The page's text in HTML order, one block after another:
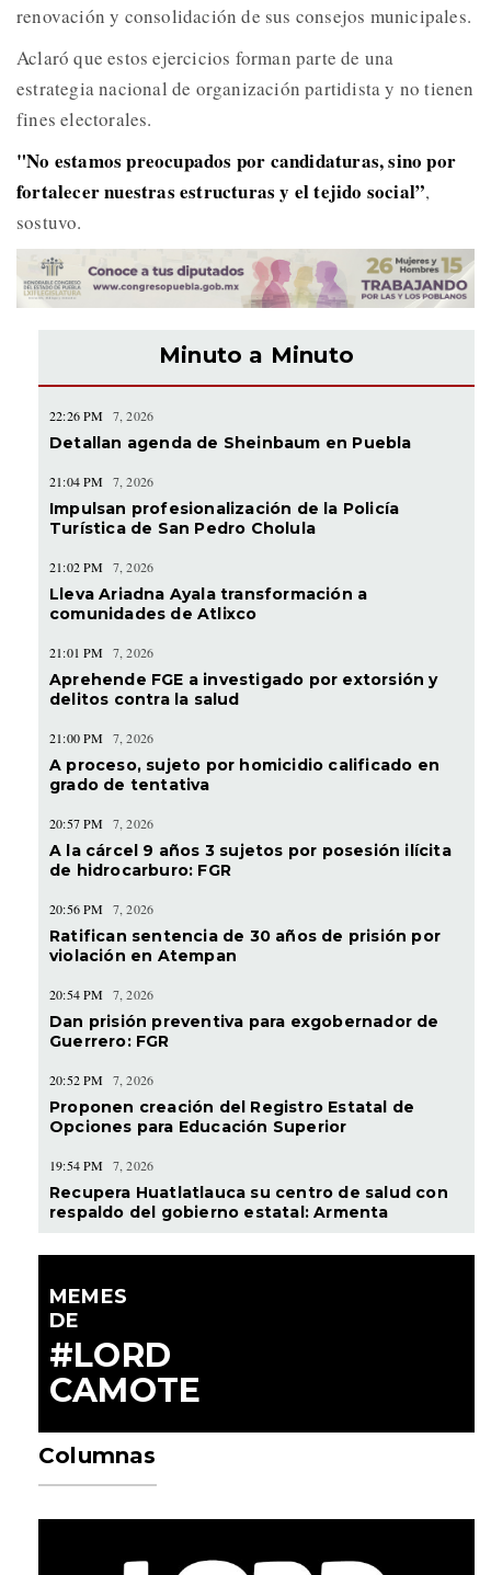
renovación y consolidación de sus consejos municipales.
Aclaró que estos ejercicios forman parte de una
estrategia nacional de organización partidista y no tienen
fines electorales.
"No estamos preocupados por candidaturas, sino por
fortalecer nuestras estructuras y el tejido social”,
sostuvo.
Minuto a Minuto
22:26 PM 7, 2026
Detallan agenda de Sheinbaum en Puebla
21:04 PM 7, 2026
Impulsan profesionalización de la Policía
Turística de San Pedro Cholula
21:02 PM 7, 2026
Lleva Ariadna Ayala transformación a
comunidades de Atlixco
21:01 PM 7, 2026
Aprehende FGE a investigado por extorsión y
delitos contra la salud
21:00 PM 7, 2026
A proceso, sujeto por homicidio calificado en
grado de tentativa
20:57 PM 7, 2026
A la cárcel 9 años 3 sujetos por posesión ilícita
de hidrocarburo: FGR
20:56 PM 7, 2026
Ratifican sentencia de 30 años de prisión por
violación en Atempan
20:54 PM 7, 2026
Dan prisión preventiva para exgobernador de
Guerrero: FGR
20:52 PM 7, 2026
Proponen creación del Registro Estatal de
Opciones para Educación Superior
19:54 PM 7, 2026
Recupera Huatlatlauca su centro de salud con
respaldo del gobierno estatal: Armenta
MEMES
DE
#LORD
CAMOTE
Columnas